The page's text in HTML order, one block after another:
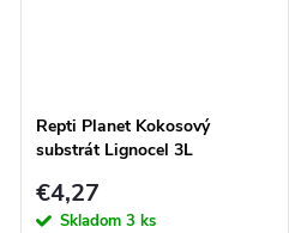
Repti Planet Kokosový
substrát Lignocel 3L
€4,27
Skladom 3 ks